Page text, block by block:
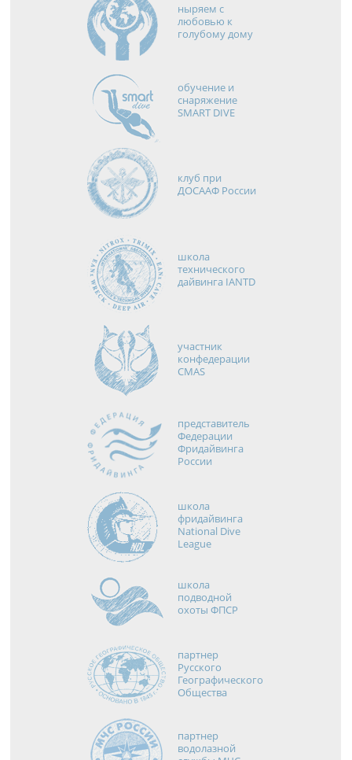
ныряем с
любовью к
голубому дому
обучение и
снаряжение
SMART DIVE
клуб при
ДОСААФ России
школа
технического
дайвинга IANTD
участник
конфедерации
CMAS
представитель
Федерации
Фридайвинга
России
школа
фридайвинга
National Dive
League
школа
подводной
охоты ФПСР
партнер
Русского
Географического
Общества
партнер
водолазной